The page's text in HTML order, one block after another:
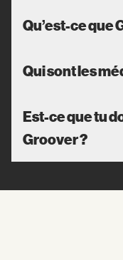
Qu’est-ce que
Qui sont les
Est-ce que tu
Groover ?